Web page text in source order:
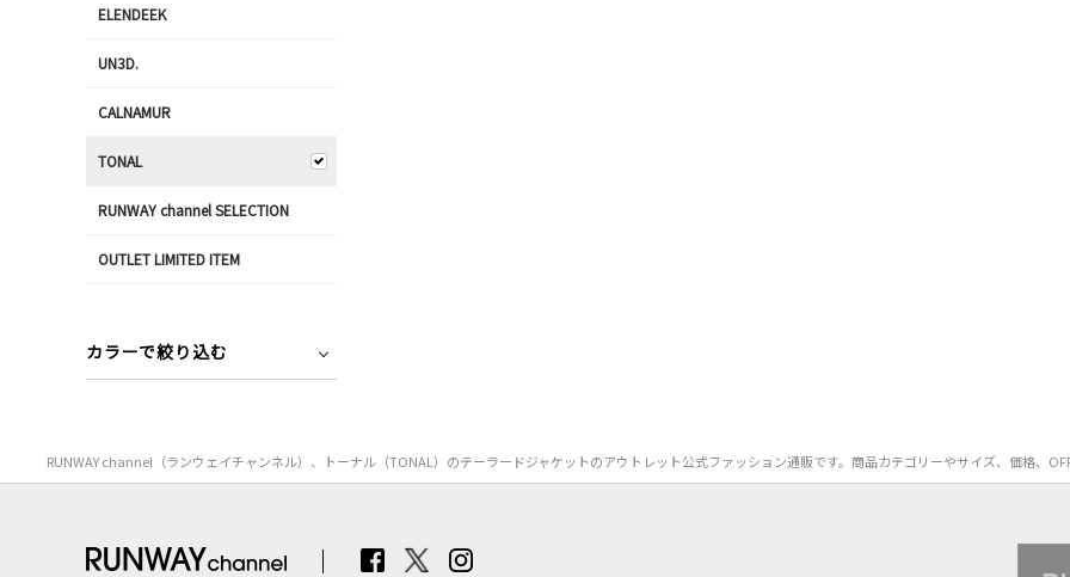
ELENDEEK
UN3D.
CALNAMUR
TONAL
RUNWAY channel SELECTION
OUTLET LIMITED ITEM
カラーで絞り込む
RUNWAY channel（ランウェイチャンネル）、トーナル（TONAL）のテーラードジャケットのアウトレット公式ファッション通販です。商品カテゴリーやサイズ、価格、